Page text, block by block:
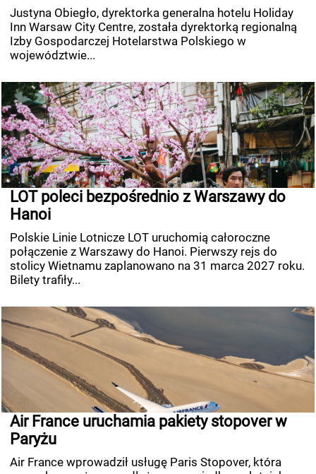
Justyna Obiegło, dyrektorka generalna hotelu Holiday
Inn Warsaw City Centre, została dyrektorką regionalną
Izby Gospodarczej Hotelarstwa Polskiego w
województwie...
LOT poleci bezpośrednio z Warszawy do
Hanoi
Polskie Linie Lotnicze LOT uruchomią całoroczne
połączenie z Warszawy do Hanoi. Pierwszy rejs do
stolicy Wietnamu zaplanowano na 31 marca 2027 roku.
Bilety trafiły...
Air France uruchamia pakiety stopover w
Paryżu
Air France wprowadził usługę Paris Stopover, która